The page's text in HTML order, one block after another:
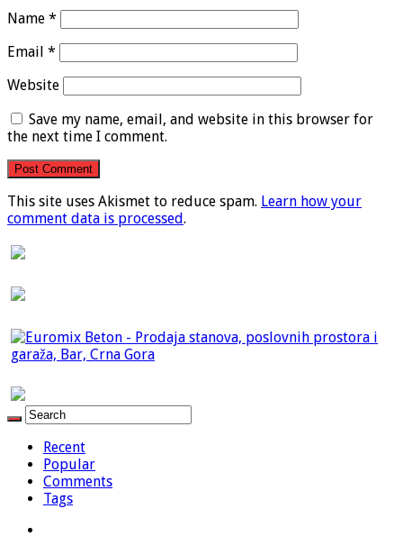
Name *
Email *
Website
Save my name, email, and website in this browser for
the next time I comment.
This site uses Akismet to reduce spam. Learn how your
comment data is processed.
Recent
Popular
Comments
Tags